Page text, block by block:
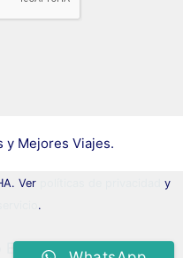
y Mejores Viajes.
Ver
y
.
Efemosse